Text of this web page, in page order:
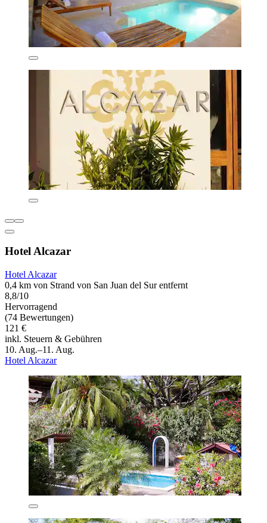
Hotel Alcazar
Hotel Alcazar
0,4 km von Strand von San Juan del Sur entfernt
8,8/10
Hervorragend
(74 Bewertungen)
121 €
inkl. Steuern & Gebühren
10. Aug.–11. Aug.
Hotel Alcazar